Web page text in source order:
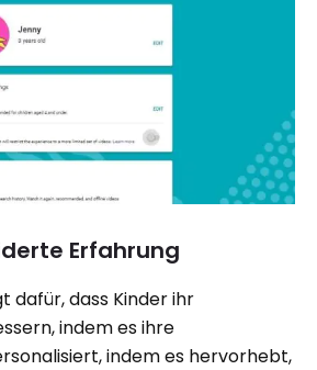
Erfahrung
dafür, dass Kinder ihr
indem es ihre
indem es hervorhebt,